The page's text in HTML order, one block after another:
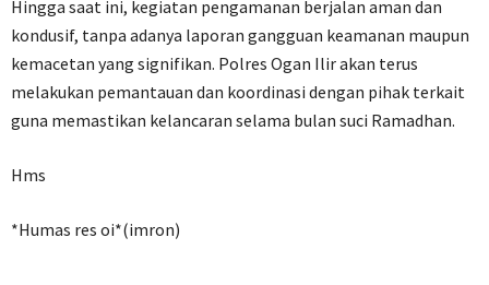
Hingga saat ini, kegiatan pengamanan berjalan aman dan
kondusif, tanpa adanya laporan gangguan keamanan maupun
kemacetan yang signifikan. Polres Ogan Ilir akan terus
melakukan pemantauan dan koordinasi dengan pihak terkait
guna memastikan kelancaran selama bulan suci Ramadhan.
Hms
*Humas res oi*(imron)